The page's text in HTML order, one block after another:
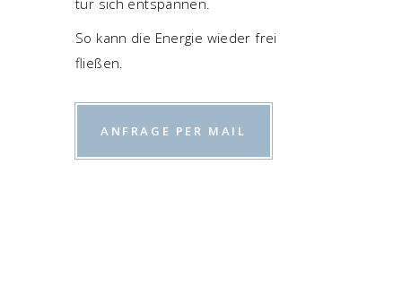
tur sich entspannen.
So kann die Ener­gie wie­der frei
fließen.
ANFRA­GE PER MAIL